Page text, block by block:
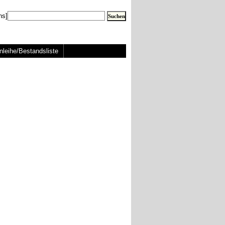
Bestandsliste